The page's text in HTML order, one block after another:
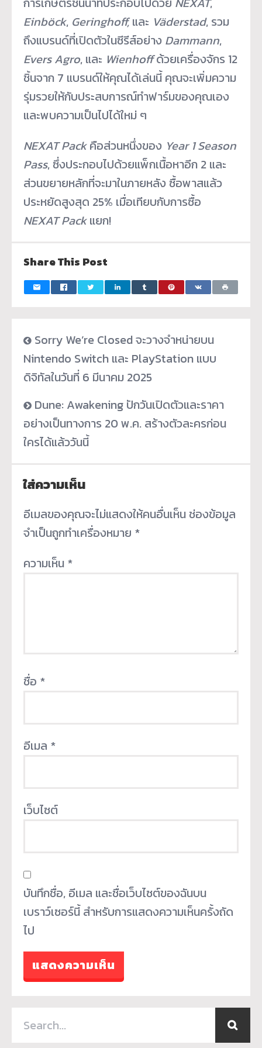
Einböck, Geringhoff,และ Väderstad, รวม
ถึงแบรนด์ที่เปิดตัวในซีรีส์อย่าง Dammann,
Evers Agro, และ Wienhoffด้วยเครื่องจักร 12
ชิ้นจาก 7 แบรนด์ให้คุณได้เล่นนี้ คุณจะเพิ่มความ
รุ่มรวยให้กับประสบการณ์ทำฟาร์มของคุณเอง
และพบความเป็นไปได้ใหม่ ๆ
NEXAT Packคือส่วนหนึ่งของ Year 1 Season
Pass, ซึ่งประกอบไปด้วยแพ็กเนื้อหาอีก 2 และ
ส่วนขยายหลักที่จะมาในภายหลัง ซื้อพาสแล้ว
ประหยัดสูงสุด 25% เมื่อเทียบกับการซื้อ
NEXAT Packแยก!
Share This Post
Sorry We’re Closed จะวางจำหน่ายบน
Nintendo Switch และ PlayStation แบบ
ดิจิทัลในวันที่ 6 มีนาคม 2025
Dune: Awakening ปักวันเปิดตัวและราคา
อย่างเป็นทางการ 20 พ.ค. สร้างตัวละครก่อน
ใครได้แล้ววันนี้
ใส่ความเห็น
อีเมลของคุณจะไม่แสดงให้คนอื่นเห็น ช่องข้อมูล
จำเป็นถูกทำเครื่องหมาย *
ความเห็น *
ชื่อ *
อีเมล *
เว็บไซต์
บันทึกชื่อ, อีเมล และชื่อเว็บไซต์ของฉันบน
เบราว์เซอร์นี้ สำหรับการแสดงความเห็นครั้งถัด
ไป